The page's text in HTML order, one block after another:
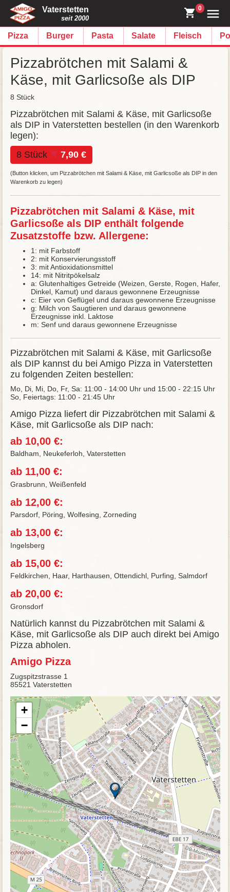
Vaterstetten
seit 2000
0
Pizza Burger Pasta Salate Fleisch
Pizzabrötchen mit Salami &
Käse, mit Garlicsoße als DIP
8 Stück
Pizzabrötchen mit Salami & Käse, mit Garlicsoße
als DIP in Vaterstetten bestellen (in den Warenkorb
legen):
8 Stück
7,90 €
(Button klicken, um Pizzabrötchen mit Salami & Käse, mit Garlicsoße als DIP in den
Warenkorb zu legen)
Pizzabrötchen mit Salami & Käse, mit
Garlicsoße als DIP enthält folgende
Zusatzstoffe bzw. Allergene:
1: mit Farbstoff
2: mit Konservierungsstoff
3: mit Antioxidationsmittel
14: mit Nitritpökelsalz
a: Glutenhaltiges Getreide (Weizen, Gerste, Rogen, Hafer,
Dinkel, Kamut) und daraus gewonnene Erzeugnisse
c: Eier von Geflügel und daraus gewonnene Erzeugnisse
g: Milch von Saugtieren und daraus gewonnene
Erzeugnisse inkl. Laktose
m: Senf und daraus gewonnene Erzeugnisse
Pizzabrötchen mit Salami & Käse, mit Garlicsoße
als DIP kannst du bei Amigo Pizza in Vaterstetten
zu folgenden Zeiten bestellen:
Mo, Di, Mi, Do, Fr, Sa: 11:00 - 14:00 Uhr und 15:00 - 22:15 Uhr
So, Feiertags: 11:00 - 21:45 Uhr
Amigo Pizza liefert dir Pizzabrötchen mit Salami &
Käse, mit Garlicsoße als DIP nach:
ab 10,00 €:
Baldham, Neukeferloh, Vaterstetten
ab 11,00 €:
Grasbrunn, Weißenfeld
ab 12,00 €:
Parsdorf, Pöring, Wolfesing, Zorneding
ab 13,00 €:
Ingelsberg
ab 15,00 €:
Feldkirchen, Haar, Harthausen, Ottendichl, Purfing, Salmdorf
ab 20,00 €:
Gronsdorf
Natürlich kannst du Pizzabrötchen mit Salami &
Käse, mit Garlicsoße als DIP auch direkt bei Amigo
Pizza abholen.
Amigo Pizza
Zugspitzstrasse 1
85521 Vaterstetten
+
−